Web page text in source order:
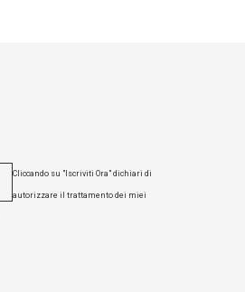
Cliccando su "Iscriviti Ora" dichiari di
autorizzare il trattamento dei miei